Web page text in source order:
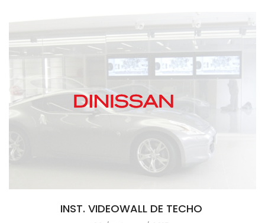
INST. VIDEOWALL DE TECHO